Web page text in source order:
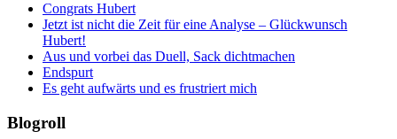
Congrats Hubert
Jetzt ist nicht die Zeit für eine Analyse – Glückwunsch
Hubert!
Aus und vorbei das Duell, Sack dichtmachen
Endspurt
Es geht aufwärts und es frustriert mich
Blogroll